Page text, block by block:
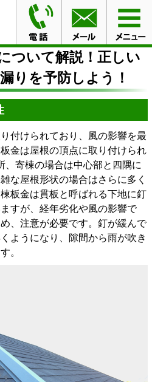
る棟板金について解説！正しい
しよう！
ついて解説！正しい
りを予防しよう！
付けられており、風の影響を最
金は屋根の頂点に取り付けられ
、寄棟の場合は中心部と四隅に
な屋根形状の場合はさらに多く
板金は貫板と呼ばれる下地に釘
すが、経年劣化や風の影響で
、注意が必要です。釘が緩んで
ようになり、隙間から雨が吹き
。